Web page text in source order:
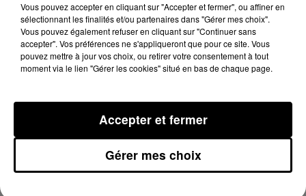
7 novembre 2024 - 2 min 29 sec
LES INFOS DU TARN ET GARONNE DU
07/11/2024 À 15H00
Podcasts infos du Tarn et Garonne
Vous pouvez accepter en cliquant sur "Accepter et fermer", ou affiner en
sélectionnant les finalités et/ou partenaires dans "Gérer mes choix".
Vous pouvez également refuser en cliquant sur "Continuer sans
accepter". Vos préférences ne s'appliqueront que pour ce site. Vous
pouvez mettre à jour vos choix, ou retirer votre consentement à tout
moment via le lien "Gérer les cookies" situé en bas de chaque page.
Gérer mes choix
Accepter et fermer